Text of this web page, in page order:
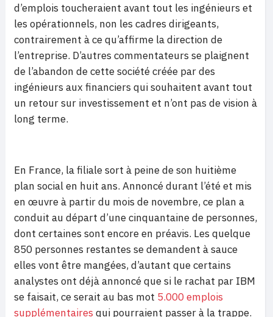
d’emplois toucheraient avant tout les ingénieurs et
les opérationnels, non les cadres dirigeants,
contrairement à ce qu’affirme la direction de
l’entreprise. D’autres commentateurs se plaignent
de l’abandon de cette société créée par des
ingénieurs aux financiers qui souhaitent avant tout
un retour sur investissement et n’ont pas de vision à
long terme.
En France, la filiale sort à peine de son huitième
plan social en huit ans. Annoncé durant l’été et mis
en œuvre à partir du mois de novembre, ce plan a
conduit au départ d’une cinquantaine de personnes,
dont certaines sont encore en préavis. Les quelque
850 personnes restantes se demandent à sauce
elles vont être mangées, d’autant que certains
analystes ont déjà annoncé que si le rachat par IBM
se faisait, ce serait au bas mot 5.000 emplois
supplémentaires qui pourraient passer à la trappe.